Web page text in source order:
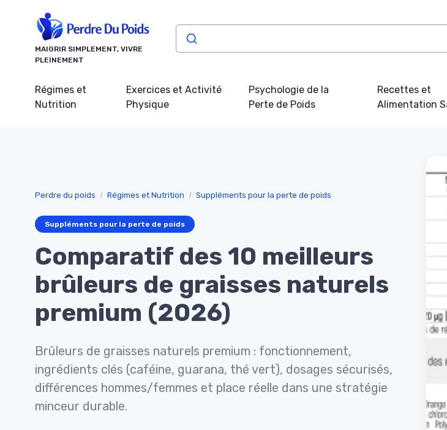
MAIGRIR SIMPLEMENT, VIVRE
PLEINEMENT
Régimes et
Nutrition
Exercices et Activité
Physique
Psychologie de la
Perte de Poids
Recettes et
Alimentation
Perdre du poids Régimes et Nutrition Suppléments pour la perte de poids
Suppléments pour la perte de poids
Comparatif des 10 meilleurs
brûleurs de graisses naturels
premium (2026)
Brûleurs de graisses naturels premium : fonctionnement,
ingrédients clés (caféine, guarana, thé vert), dosages sécurisés,
différences hommes/femmes et place réelle dans une stratégie
minceur durable.